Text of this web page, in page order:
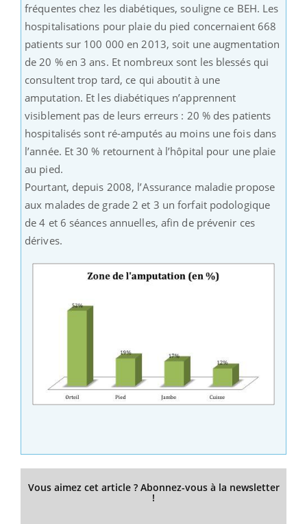
fréquentes chez les diabétiques, souligne ce BEH. Les
hospitalisations pour plaie du pied concernaient 668
patients sur 100 000 en 2013, soit une augmentation
de 20 % en 3 ans. Et nombreux sont les blessés qui
consultent trop tard, ce qui aboutit à une
amputation. Et les diabétiques n’apprennent
visiblement pas de leurs erreurs : 20 % des patients
hospitalisés sont ré-amputés au moins une fois dans
l’année. Et 30 % retournent à l’hôpital pour une plaie
au pied.
Pourtant, depuis 2008, l’Assurance maladie propose
aux malades de grade 2 et 3 un forfait podologique
de 4 et 6 séances annuelles, afin de prévenir ces
dérives.
Vous aimez cet article ? Abonnez-vous à la newsletter
!